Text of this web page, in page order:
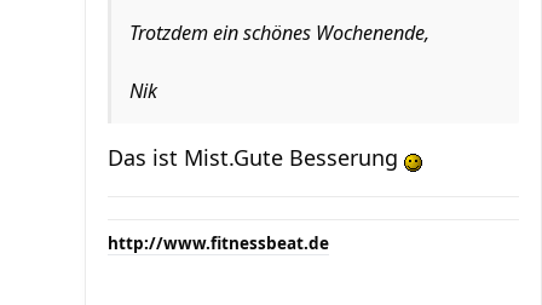
Trotzdem ein schönes Wochenende,
Nik
Das ist Mist.Gute Besserung
http://www.fitnessbeat.de